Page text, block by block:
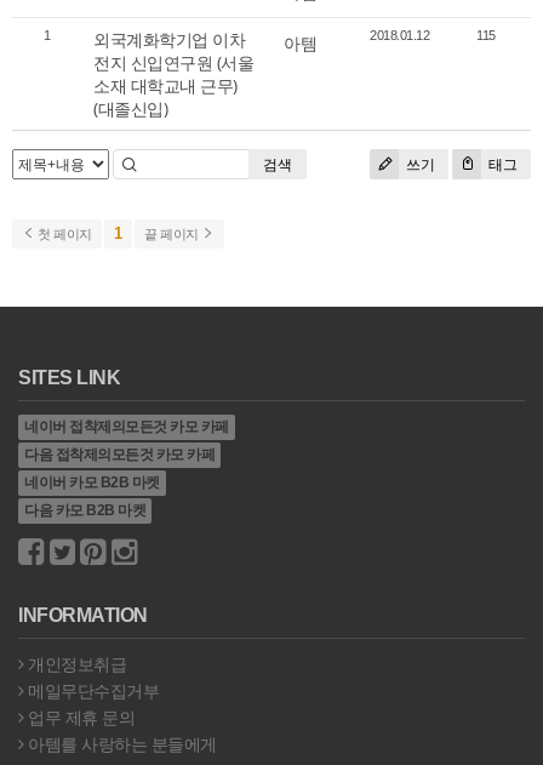
1
외국계화학기업 이차
전지 신입연구원 (서울
소재 대학교내 근무)
(대졸신입)
아템 2018.01.12 115
쓰기 태그
검색
첫 페이지 1 끝 페이지
SITES LINK
네이버 접착제의모든것 카모 카페
다음 접착제의모든것 카모 카페
네이버 카모 B2B 마켓
다음 카모 B2B 마켓
INFORMATION
개인정보취급
메일무단수집거부
업무 제휴 문의
아템를 사랑하는 분들에게